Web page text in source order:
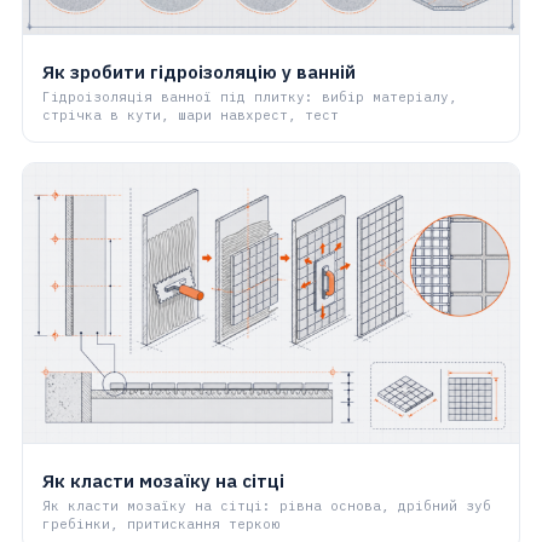
Як зробити гідроізоляцію у ванній
Гідроізоляція ванної під плитку: вибір матеріалу,
стрічка в кути, шари навхрест, тест
Як класти мозаїку на сітці
Як класти мозаїку на сітці: рівна основа, дрібний зуб
гребінки, притискання теркою